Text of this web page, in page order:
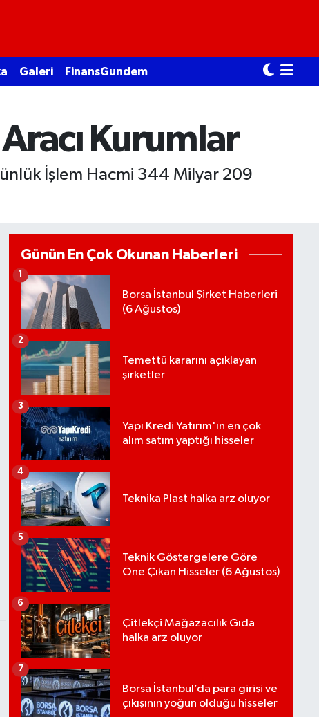
Galeri FinansGundem
Kurumlar
İşlem Hacmi 344 Milyar 209
Günün En Çok Okunan Haberleri
Borsa İstanbul Şirket Haberleri
(6 Ağustos)
1
Temettü kararını açıklayan
şirketler
2
Yapı Kredi Yatırım'ın en çok
alım satım yaptığı hisseler
3
Teknika Plast halka arz oluyor
4
Teknik Göstergelere Göre
Öne Çıkan Hisseler (6 Ağustos)
5
Çitlekçi Mağazacılık Gıda
halka arz oluyor
6
Borsa İstanbul’da para girişi ve
çıkışının yoğun olduğu hisseler
7